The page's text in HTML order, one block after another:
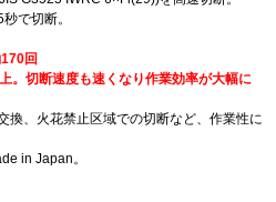
で切断。
回
。切断速度も速くなり作業効率が大幅に
換、火花禁止区域での切断など、作業性に
in Japan。